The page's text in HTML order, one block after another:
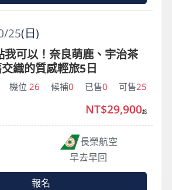
25(日)
我可以！奈良萌鹿、宇治茶
織的質感輕旅5日
機位 26 候補0 已售0 可售25
長榮航空
早去早回
NT$29,900起
報名